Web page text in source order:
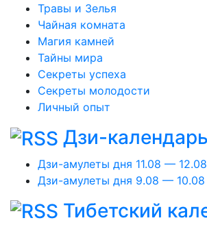
Травы и Зелья
Чайная комната
Магия камней
Тайны мира
Секреты успеха
Секреты молодости
Личный опыт
Дзи-календарь
Дзи-амулеты дня 11.08 — 12.08
Дзи-амулеты дня 9.08 — 10.08
Тибетский